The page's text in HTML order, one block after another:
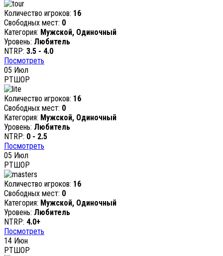
Количество игроков: 16
Свободных мест: 0
Категория: Мужской, Одиночный
Уровень: Любитель
NTRP: 3.5 - 4.0
Посмотреть
05 Июл
РТШОР
Количество игроков: 16
Свободных мест: 0
Категория: Мужской, Одиночный
Уровень: Любитель
NTRP: 0 - 2.5
Посмотреть
05 Июл
РТШОР
Количество игроков: 16
Свободных мест: 0
Категория: Мужской, Одиночный
Уровень: Любитель
NTRP: 4.0+
Посмотреть
14 Июн
РТШОР